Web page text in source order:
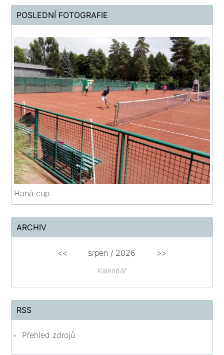
POSLEDNÍ FOTOGRAFIE
Haná cup
ARCHIV
Kalendář
<< srpen / 2026 >>
RSS
Přehled zdrojů